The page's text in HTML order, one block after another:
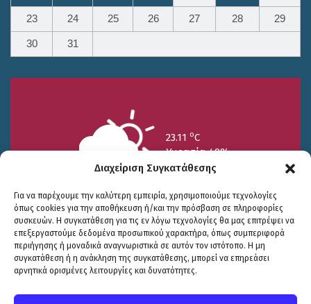
Διαχείριση Συγκατάθεσης
Για να παρέχουμε την καλύτερη εμπειρία, χρησιμοποιούμε τεχνολογίες
όπως cookies για την αποθήκευση ή/και την πρόσβαση σε πληροφορίες
συσκευών. Η συγκατάθεση για τις εν λόγω τεχνολογίες θα μας επιτρέψει να
επεξεργαστούμε δεδομένα προσωπικού χαρακτήρα, όπως συμπεριφορά
περιήγησης ή μοναδικά αναγνωριστικά σε αυτόν τον ιστότοπο. Η μη
συγκατάθεση ή η ανάκληση της συγκατάθεσης, μπορεί να επηρεάσει
αρνητικά ορισμένες λειτουργίες και δυνατότητες.
23 24 25 26 27 28 29
30 31
23.11 oC
Υγρασία 49%
25/7
15.73 oC
26/7
17.99oC
27/7
20.94oC